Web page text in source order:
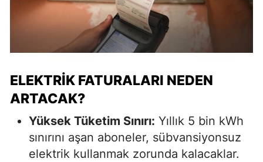
ELEKTRIK FATURALARI NEDEN
ARTACAK?
Yüksek Tüketim Sınırı: Yıllık 5 bin kWh
sınırını aşan aboneler, sübvansiyonsuz
elektrik kullanmak zorunda kalacaklar.